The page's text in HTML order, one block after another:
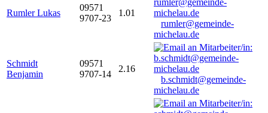
Rumler Lukas
09571
9707-23
1.01
rumler@gemeinde-
michelau.de
Schmidt
Benjamin
09571
9707-14
2.16
b.schmidt@gemeinde-
michelau.de